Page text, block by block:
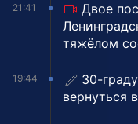
21:41
Двое
тяжёлом
19:44
30-
вернуться